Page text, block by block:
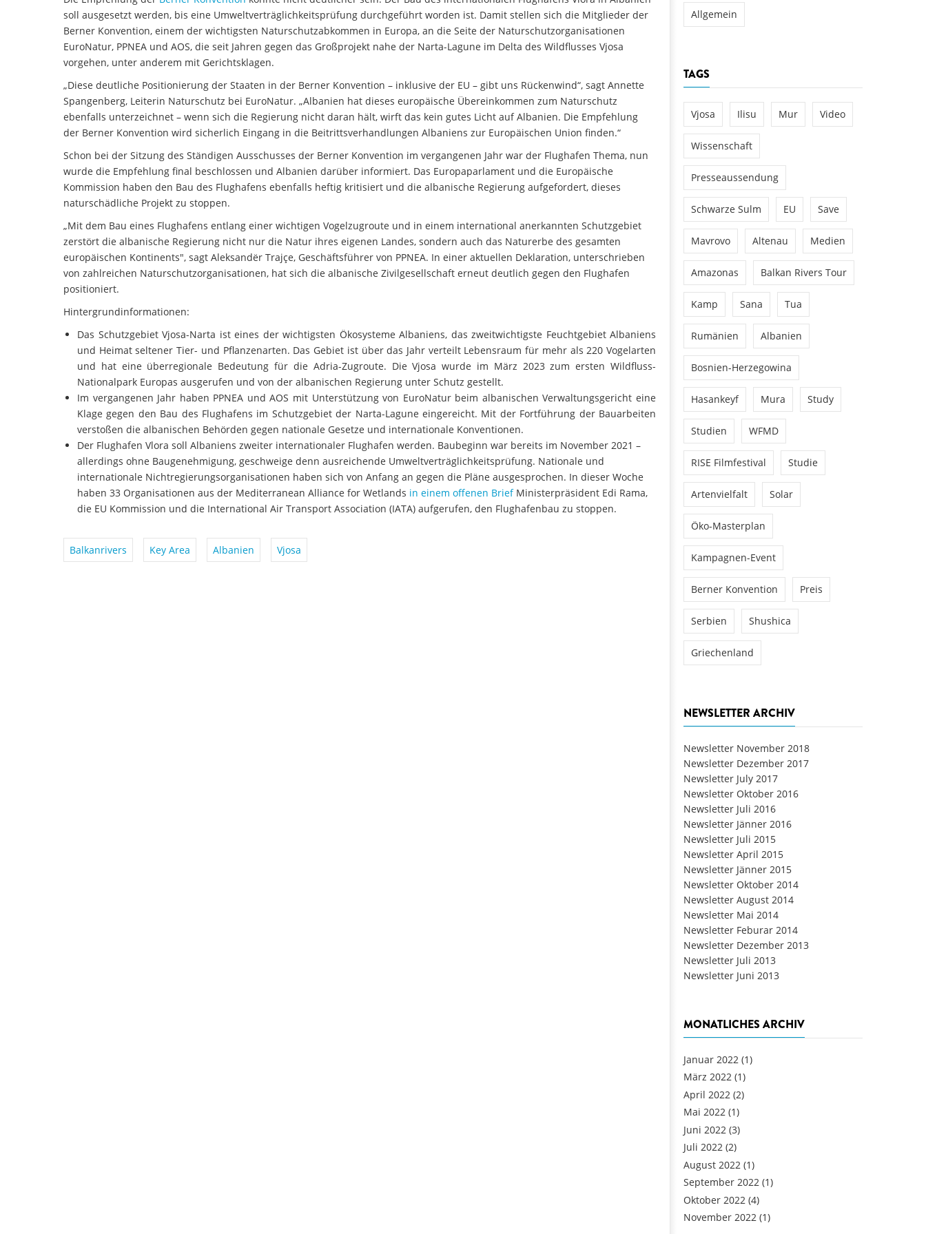
soll ausgesetzt werden, bis eine Umweltverträglichkeitsprüfung durchgeführt worden ist. Damit stellen sich die Mitglieder der
Berner Konvention, einem der wichtigsten Naturschutzabkommen in Europa, an die Seite der Naturschutzorganisationen
EuroNatur, PPNEA und AOS, die seit Jahren gegen das Großprojekt nahe der Narta-Lagune im Delta des Wildflusses Vjosa
vorgehen, unter anderem mit Gerichtsklagen.
„Diese deutliche Positionierung der Staaten in der Berner Konvention – inklusive der EU – gibt uns Rückenwind“, sagt Annette
Spangenberg, Leiterin Naturschutz bei EuroNatur. „Albanien hat dieses europäische Übereinkommen zum Naturschutz
ebenfalls unterzeichnet – wenn sich die Regierung nicht daran hält, wirft das kein gutes Licht auf Albanien. Die Empfehlung
der Berner Konvention wird sicherlich Eingang in die Beitrittsverhandlungen Albaniens zur Europäischen Union finden.“
Schon bei der Sitzung des Ständigen Ausschusses der Berner Konvention im vergangenen Jahr war der Flughafen Thema, nun
wurde die Empfehlung final beschlossen und Albanien darüber informiert. Das Europaparlament und die Europäische
Kommission haben den Bau des Flughafens ebenfalls heftig kritisiert und die albanische Regierung aufgefordert, dieses
naturschädliche Projekt zu stoppen.
„Mit dem Bau eines Flughafens entlang einer wichtigen Vogelzugroute und in einem international anerkannten Schutzgebiet
zerstört die albanische Regierung nicht nur die Natur ihres eigenen Landes, sondern auch das Naturerbe des gesamten
europäischen Kontinents", sagt Aleksandër Trajçe, Geschäftsführer von PPNEA. In einer aktuellen Deklaration, unterschrieben
von zahlreichen Naturschutzorganisationen, hat sich die albanische Zivilgesellschaft erneut deutlich gegen den Flughafen
positioniert.
Hintergrundinformationen:
Das Schutzgebiet Vjosa-Narta ist eines der wichtigsten Ökosysteme Albaniens, das zweitwichtigste Feuchtgebiet Albaniens
und Heimat seltener Tier- und Pflanzenarten. Das Gebiet ist über das Jahr verteilt Lebensraum für mehr als 220 Vogelarten
und hat eine überregionale Bedeutung für die Adria-Zugroute. Die Vjosa wurde im März 2023 zum ersten Wildfluss-
Nationalpark Europas ausgerufen und von der albanischen Regierung unter Schutz gestellt.
Im vergangenen Jahr haben PPNEA und AOS mit Unterstützung von EuroNatur beim albanischen Verwaltungsgericht eine
Klage gegen den Bau des Flughafens im Schutzgebiet der Narta-Lagune eingereicht. Mit der Fortführung der Bauarbeiten
verstoßen die albanischen Behörden gegen nationale Gesetze und internationale Konventionen.
Der Flughafen Vlora soll Albaniens zweiter internationaler Flughafen werden. Baubeginn war bereits im November 2021 –
allerdings ohne Baugenehmigung, geschweige denn ausreichende Umweltverträglichkeitsprüfung. Nationale und
internationale Nichtregierungsorganisationen haben sich von Anfang an gegen die Pläne ausgesprochen. In dieser Woche
haben 33 Organisationen aus der Mediterranean Alliance for Wetlands in einem offenen BriefMinisterpräsident Edi Rama,
die EU Kommission und die International Air Transport Association (IATA) aufgerufen, den Flughafenbau zu stoppen.
Balkanrivers Key Area Albanien Vjosa
Allgemein
TAGS
Vjosa Ilisu Mur Video
Wissenschaft
Presseaussendung
Schwarze Sulm EU Save
Mavrovo Altenau Medien
Amazonas Balkan Rivers Tour
Kamp Sana Tua
Rumänien Albanien
Bosnien-Herzegowina
Hasankeyf Mura Study
Studien WFMD
RISE Filmfestival Studie
Artenvielfalt Solar
Öko-Masterplan
Kampagnen-Event
Berner Konvention Preis
Serbien Shushica
Griechenland
NEWSLETTER ARCHIV
Newsletter November 2018
Newsletter Dezember 2017
Newsletter July 2017
Newsletter Oktober 2016
Newsletter Juli 2016
Newsletter Jänner 2016
Newsletter Juli 2015
Newsletter April 2015
Newsletter Jänner 2015
Newsletter Oktober 2014
Newsletter August 2014
Newsletter Mai 2014
Newsletter Feburar 2014
Newsletter Dezember 2013
Newsletter Juli 2013
Newsletter Juni 2013
MONATLICHES ARCHIV
Januar 2022 (1)
März 2022 (1)
April 2022 (2)
Mai 2022 (1)
Juni 2022 (3)
Juli 2022 (2)
August 2022 (1)
September 2022 (1)
Oktober 2022 (4)
November 2022 (1)